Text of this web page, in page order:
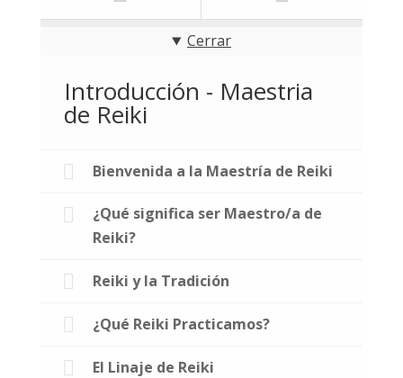
Cerrar
Introducción - Maestria
de Reiki
Bienvenida a la Maestría de Reiki
¿Qué significa ser Maestro/a de
Reiki?
Reiki y la Tradición
¿Qué Reiki Practicamos?
El Linaje de Reiki